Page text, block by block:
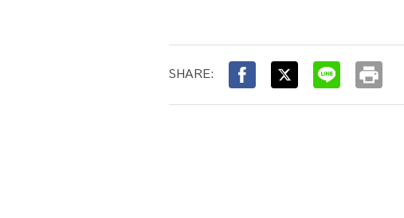
SHARE: print